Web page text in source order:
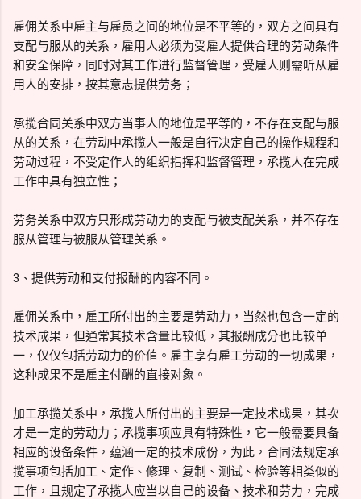
雇佣关系中雇主与雇员之间的地位是不平等的，双方之间具有
支配与服从的关系，雇用人必须为受雇人提供合理的劳动条件
和安全保障，同时对其工作进行监督管理，受雇人则需听从雇
用人的安排，按其意志提供劳务；
承揽合同关系中双方当事人的地位是平等的，不存在支配与服
从的关系，在劳动中承揽人一般是自行决定自己的操作规程和
劳动过程，不受定作人的组织指挥和监督管理，承揽人在完成
工作中具有独立性；
劳务关系中双方只形成劳动力的支配与被支配关系，并不存在
服从管理与被服从管理关系。
3、提供劳动和支付报酬的内容不同。
雇佣关系中，雇工所付出的主要是劳动力，当然也包含一定的
技术成果，但通常其技术含量比较低，其报酬成分也比较单
一，仅仅包括劳动力的价值。雇主享有雇工劳动的一切成果，
这种成果不是雇主付酬的直接对象。
加工承揽关系中，承揽人所付出的主要是一定技术成果，其次
才是一定的劳动力；承揽事项应具有特殊性，它一般需要具备
相应的设备条件，蕴涵一定的技术成份，为此，合同法规定承
揽事项包括加工、定作、修理、复制、测试、检验等相类似的
工作，且规定了承揽人应当以自己的设备、技术和劳力，完成